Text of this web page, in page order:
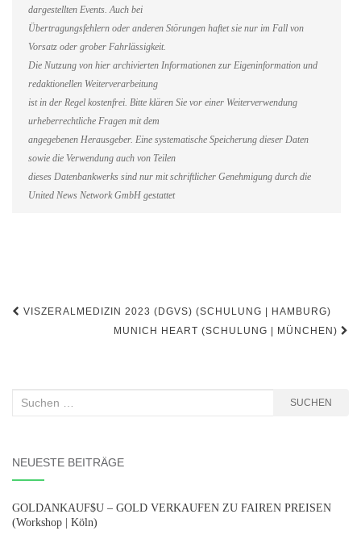
dargestellten Events. Auch bei
Übertragungsfehlern oder anderen Störungen haftet sie nur im Fall von
Vorsatz oder grober Fahrlässigkeit.
Die Nutzung von hier archivierten Informationen zur Eigeninformation und
redaktionellen Weiterverarbeitung
ist in der Regel kostenfrei. Bitte klären Sie vor einer Weiterverwendung
urheberrechtliche Fragen mit dem
angegebenen Herausgeber. Eine systematische Speicherung dieser Daten
sowie die Verwendung auch von Teilen
dieses Datenbankwerks sind nur mit schriftlicher Genehmigung durch die
United News Network GmbH gestattet
Beitragsnavigation
VISZERALMEDIZIN 2023 (DGVS) (SCHULUNG | HAMBURG)
MUNICH HEART (SCHULUNG | MÜNCHEN)
Suchen
SUCHEN
NEUESTE BEITRÄGE
GOLDANKAUF$U – GOLD VERKAUFEN ZU FAIREN PREISEN
(Workshop | Köln)